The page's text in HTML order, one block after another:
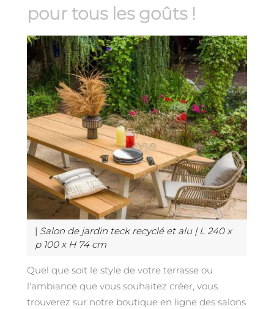
pour tous les goûts !
| Salon de jardin teck recyclé et alu | L 240 x
p 100 x H 74 cm
Quel que soit le style de votre terrasse ou
l'ambiance que vous souhaitez créer, vous
trouverez sur notre boutique en ligne des salons